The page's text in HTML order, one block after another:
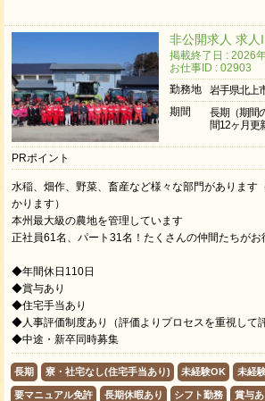
非公開求人 求人
掲載終了日 : 2026
お仕事ID : 02903
勤務地
岩手県北上
期間
長期（期間
間12ヶ月更
PRポイント
水稲、畑作、野菜、畜産など様々な部門があります
かります）
本州最大級の農地を管理しています
正社員61名、パート31名！たくさんの仲間たちがお
◆年間休日110日
◆賞与あり
◆住宅手当あり
◆人事評価制度あり（評価よりプロセスを重視して
◆中途・新卒同時募集
長期 寮・社宅なし(住宅手当あり) 未経験OK 未経
要マニュアル免許 長期休暇あり シフト勤務 賞与あ